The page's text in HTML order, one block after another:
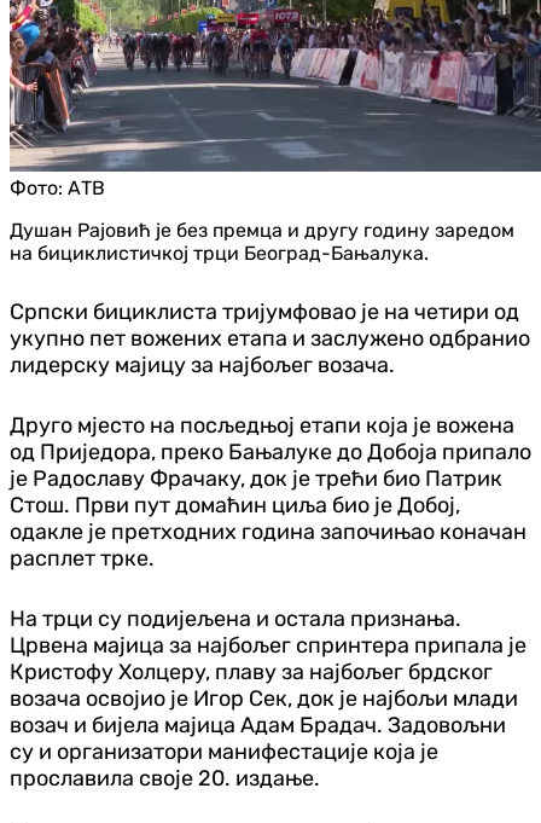
Фото: АТВ
Душан Рајовић је без премца и другу годину заредом
на бициклистичкој трци Београд-Бањалука.
Српски бициклиста тријумфовао је на четири од
укупно пет вожених етапа и заслужено одбранио
лидерску мајицу за најбољег возача.
Друго мјесто на посљедњој етапи која је вожена
од Приједора, преко Бањалуке до Добоја припало
је Радославу Фрачаку, док је трећи био Патрик
Стош. Први пут домаћин циља био је Добој,
одакле је претходних година започињао коначан
расплет трке.
На трци су подијељена и остала признања.
Црвена мајица за најбољег спринтера припала је
Кристофу Холцеру, плаву за најбољег брдског
возача освојио је Игор Сек, док је најбољи млади
возач и бијела мајица Адам Брадач. Задовољни
су и организатори манифестације која је
прославила своје 20. издање.